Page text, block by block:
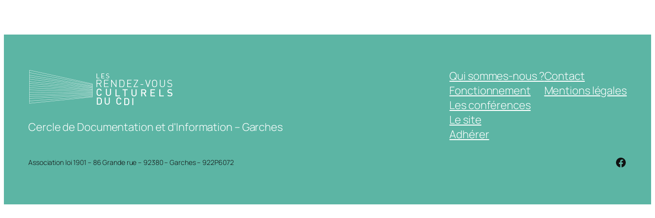
Cercle de Documentation et d'Information – Garches
Qui sommes-nous ?
Fonctionnement
Les conférences
Le site
Adhérer
Contact
Mentions légales
Association loi 1901 – 86 Grande rue – 92380 – Garches – 922P6072